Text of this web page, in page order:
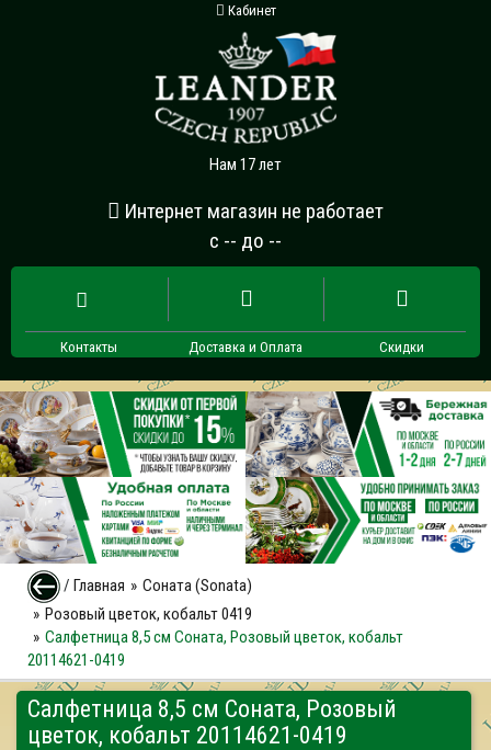
Кабинет
Нам 17 лет
Интернет магазин не работает
с -- до --
Контакты Доставка и Оплата Скидки
/ Главная
Соната (Sonata)
Розовый цветок, кобальт 0419
Салфетница 8,5 см Соната, Розовый цветок, кобальт
20114621-0419
Салфетница 8,5 см Соната, Розовый
цветок, кобальт 20114621-0419